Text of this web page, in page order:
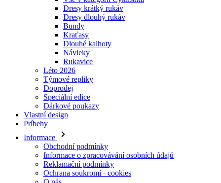
Dresy krátký rukáv
Dresy dlouhý rukáv
Bundy
Kraťasy
Dlouhé kalhoty
Návleky
Rukavice
Léto 2026
Týmové repliky
Doprodej
Speciální edice
Dárkové poukazy
Vlastní design
Príbehy
Informace
Obchodní podmínky
Informace o zpracovávání osobních údajů
Reklamační podmínky
Ochrana soukromí - cookies